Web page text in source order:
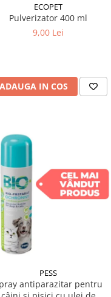
ECOPET
Pulverizator 400 ml
9,00 Lei
ADAUGA IN COS
PESS
antiparazitar pentru